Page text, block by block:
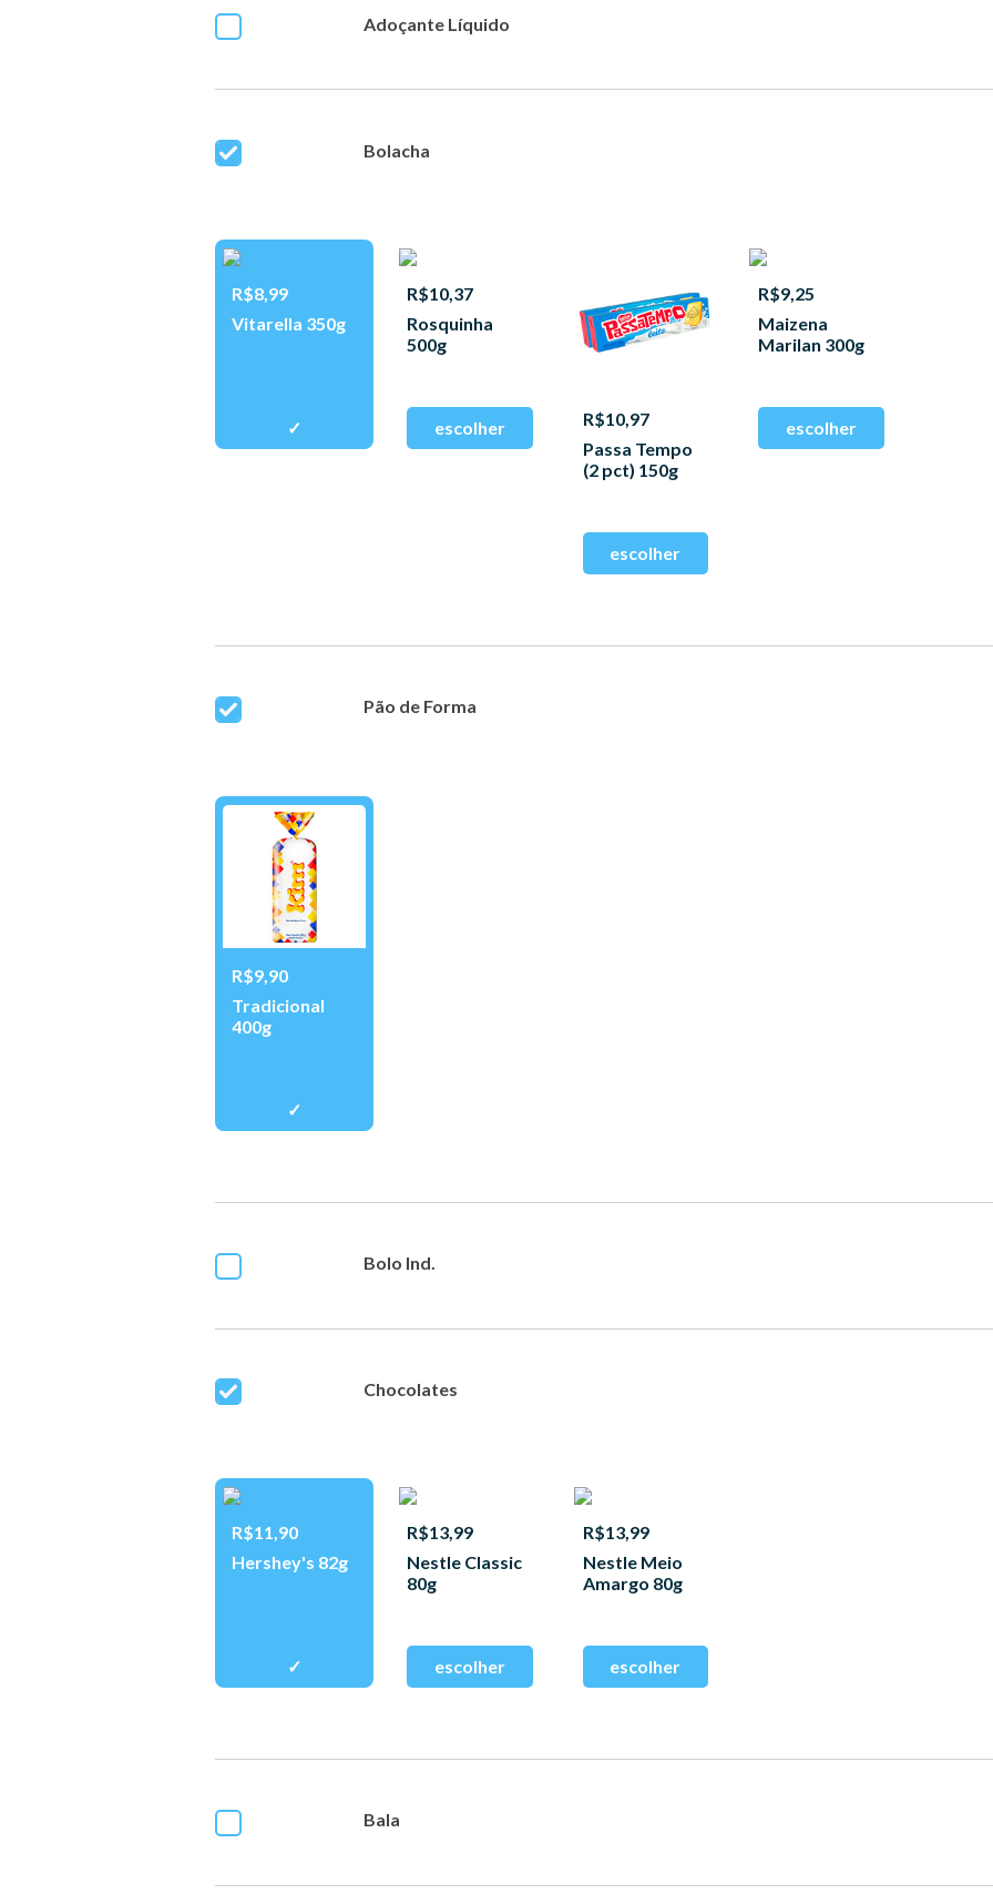
Adoçante Líquido
Bolacha
R$8,99
Vitarella 350g
R$10,37
Rosquinha
500g
R$10,97
Passa Tempo
(2 pct) 150g
R$9,25
Maizena
Marilan 300g
Pão de Forma
R$9,90
Tradicional
400g
Bolo Ind.
Chocolates
R$11,90
Hershey's 82g
R$13,99
Nestle Classic
80g
R$13,99
Nestle Meio
Amargo 80g
Bala